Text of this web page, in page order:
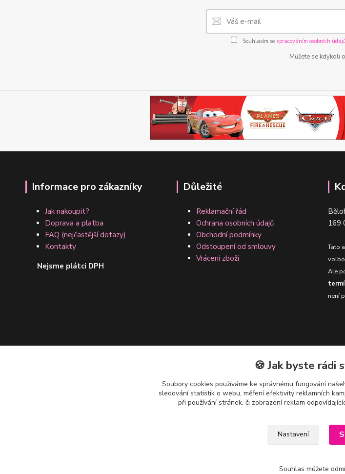
Souhlasím se zpracováním osobních
Můžete se kdykoli
Informace pro zákazníky
Jak nakoupit?
Doprava a platba
FAQ (nejčastější dotazy)
Kontakty
Nejsme plátci DPH
Důležité
Reklamační řád
Ochrana osobních údajů
Obchodní podmínky
Odstoupení od smlouvy
Vrácení zboží
169
Tato
Ale
není
Upravit sběr
🍪 Jak byste rádi
Soubory cookies používáme ke správnému fungování
sledování statistik o webu, měření efektivity reklamních
při používání stránek, či zobrazení reklam
Nastavení
Souhlas můžete